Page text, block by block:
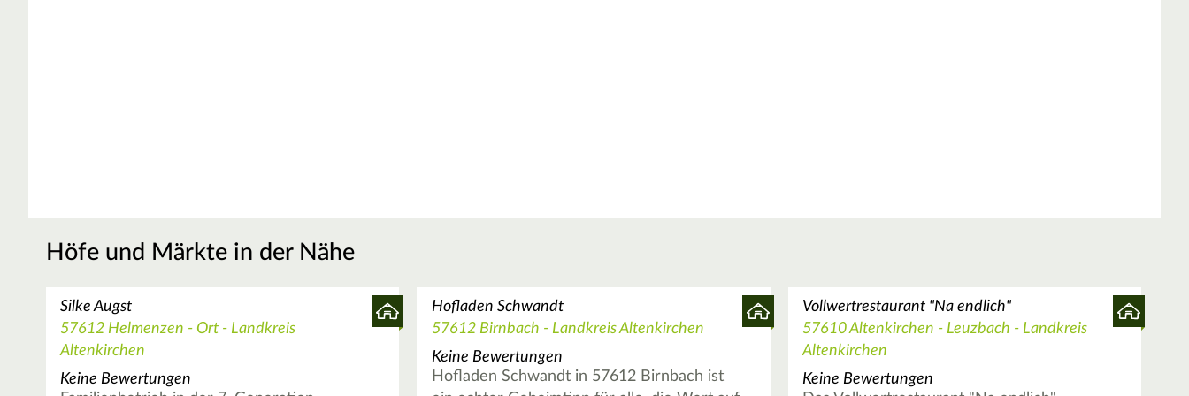
Höfe und Märkte in der Nähe
Silke Augst
57612 Helmenzen - Ort - Landkreis
Altenkirchen
Keine Bewertungen
Hofladen Schwandt
57612 Birnbach - Landkreis Altenkirchen
Keine Bewertungen
Hofladen Schwandt in 57612 Birnbach ist
Vollwertrestaurant "Na endlich"
57610 Altenkirchen - Leuzbach - Landkreis
Altenkirchen
Keine Bewertungen